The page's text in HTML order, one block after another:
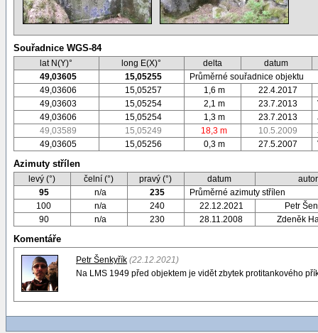
Souřadnice WGS-84
lat N(Y)° long E(X)° delta
datum
49,03605
15,05255
Průměrné souřadnice objektu
49,03606
15,05257 1,6 m 22.4.2017
49,03603
15,05254 2,1 m 23.7.2013
49,03606
15,05254 1,3 m 23.7.2013
49,03589
15,05249 18,3 m 10.5.2009
49,03605
15,05256 0,3 m 27.5.2007
Azimuty střílen
levý (°) čelní (°) pravý (°) datum
autor
95
n/a 235
Průměrné azimuty střílen
100
n/a 240 22.12.2021
Petr
90
n/a 230 28.11.2008 Zdeněk
Komentáře
Petr Šenkyřík (22.12.2021)
Na LMS 1949 před objektem je vidět zbytek protitankového